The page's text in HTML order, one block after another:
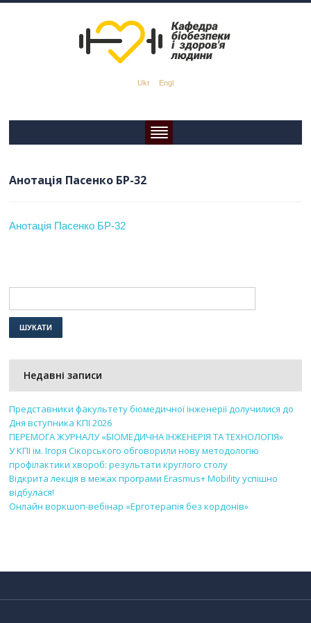
Ukr Engl
Анотація Пасенко БР-32
Анотація Пасенко БР-32
Недавні записи
Представники факультету біомедичної інженерії долучилися до
Дня вступника КПІ 2026
ПЕРЕМОГА ЖУРНАЛУ «БІОМЕДИЧНА ІНЖЕНЕРІЯ ТА ТЕХНОЛОГІЯ»
У КПІ ім. Ігоря Сікорського обговорили нову методологію
профілактики хвороб: результати круглого столу
Відкрита лекція в межах програми Erasmus+ Mobility успішно
відбулася!
Онлайн воркшоп-вебінар «Ерготерапія без кордонів»